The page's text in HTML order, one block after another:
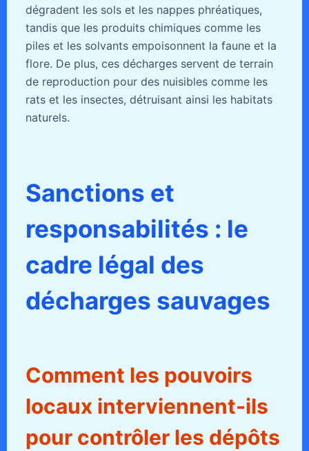
dégradent les sols et les nappes phréatiques,
tandis que les produits chimiques comme les
piles et les solvants empoisonnent la faune et la
flore. De plus, ces décharges servent de terrain
de reproduction pour des nuisibles comme les
rats et les insectes, détruisant ainsi les habitats
naturels.
Sanctions et
responsabilités : le
cadre légal des
décharges sauvages
Comment les pouvoirs
locaux interviennent-ils
pour contrôler les dépôts